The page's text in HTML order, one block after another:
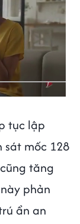
tục lập
sát mốc 128
tăng
phản
ẩn an